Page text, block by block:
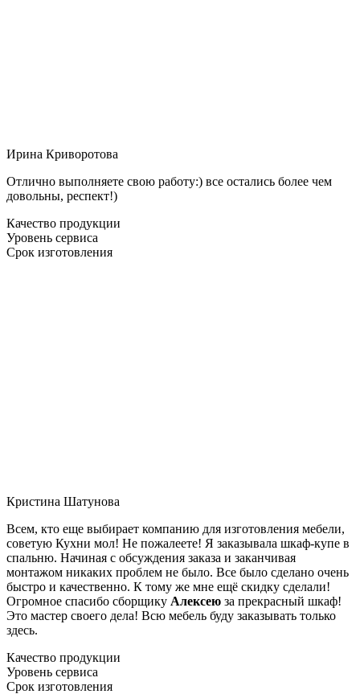
Ирина Криворотова
Отлично выполняете свою работу:) все остались более чем
довольны, респект!)
Качество продукции
Уровень сервиса
Срок изготовления
Кристина Шатунова
Всем, кто еще выбирает компанию для изготовления мебели,
советую Кухни мол! Не пожалеете! Я заказывала шкаф-купе в
спальню. Начиная с обсуждения заказа и заканчивая
монтажом никаких проблем не было. Все было сделано очень
быстро и качественно. К тому же мне ещё скидку сделали!
Огромное спасибо сборщику Алексею за прекрасный шкаф!
Это мастер своего дела! Всю мебель буду заказывать только
здесь.
Качество продукции
Уровень сервиса
Срок изготовления